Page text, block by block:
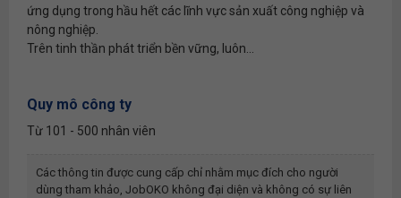
ứng dụng trong hầu hết các lĩnh vực sản xuất công nghiệp và
nông nghiệp.
Trên tinh thần phát triển bền vững, luôn...
Quy mô công ty
Từ 101 - 500 nhân viên
Các thông tin được cung cấp chỉ nhằm mục đích cho người
dùng tham khảo, JobOKO không đại diện và không có sự liên